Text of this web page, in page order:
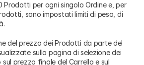
Prodotti per ogni singolo Ordine e, per
sono impostati limiti di peso, di
del prezzo dei Prodotti da parte del
sulla pagina di selezione dei
prezzo finale del Carrello e sul